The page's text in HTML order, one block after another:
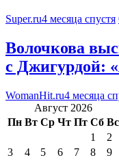
Super.ru4 месяца спустя
Волочкова
с Джигурдой:
WomanHit.ru4 месяца
Август 2026
Пн Вт Ср Чт Пт Сб Вс
1
2
3
4 5 6 7 8
9